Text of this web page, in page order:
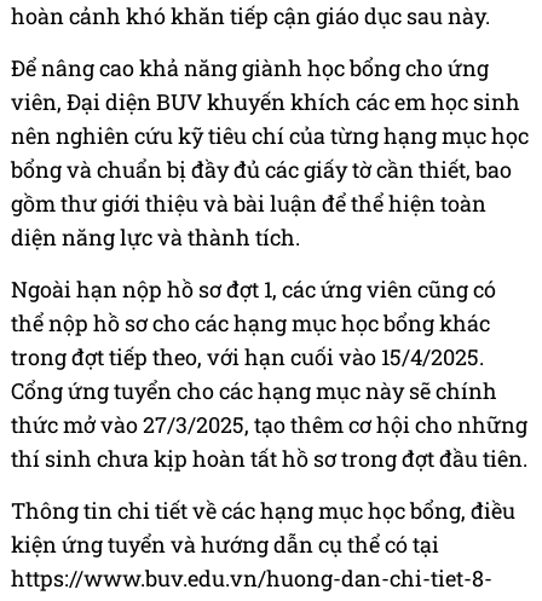
hoàn cảnh khó khăn tiếp cận giáo dục sau này.
Để nâng cao khả năng giành học bổng cho ứng
viên, Đại diện BUV khuyến khích các em học sinh
nên nghiên cứu kỹ tiêu chí của từng hạng mục học
bổng và chuẩn bị đầy đủ các giấy tờ cần thiết, bao
gồm thư giới thiệu và bài luận để thể hiện toàn
diện năng lực và thành tích.
Ngoài hạn nộp hồ sơ đợt 1, các ứng viên cũng có
thể nộp hồ sơ cho các hạng mục học bổng khác
trong đợt tiếp theo, với hạn cuối vào 15/4/2025.
Cổng ứng tuyển cho các hạng mục này sẽ chính
thức mở vào 27/3/2025, tạo thêm cơ hội cho những
thí sinh chưa kịp hoàn tất hồ sơ trong đợt đầu tiên.
Thông tin chi tiết về các hạng mục học bổng, điều
kiện ứng tuyển và hướng dẫn cụ thể có tại
https://www.buv.edu.vn/huong-dan-chi-tiet-8-